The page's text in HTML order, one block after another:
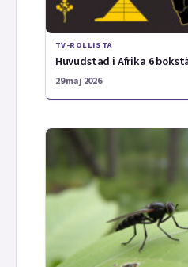
TV-ROLLISTA
Huvudstad i Afrika 6
29 maj 2026